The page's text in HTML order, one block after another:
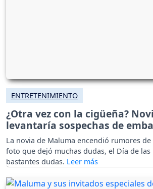
ENTRETENIMIENTO
¿Otra vez con la cigüeña?
levantaría sospechas de
La novia de Maluma encendió rumores
foto que dejó muchas dudas, el Día de las
bastantes dudas.